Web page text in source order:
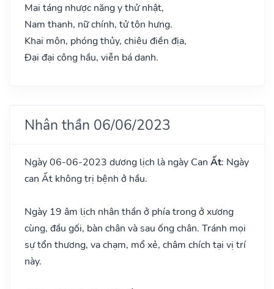
Mai táng nhược năng y thử nhật,
Nam thanh, nữ chính, tử tôn hưng.
Khai môn, phóng thủy, chiêu điền địa,
Đại đại công hầu, viễn bá danh.
Nhân thần 06/06/2023
Ngày 06-06-2023 dương lịch là ngày Can Ất: Ngày
can Ất không trị bệnh ở hầu.
Ngày 19 âm lịch nhân thần ở phía trong ở xương
cùng, đầu gối, bàn chân và sau ống chân. Tránh mọi
sự tổn thương, va chạm, mổ xẻ, châm chích tại vị trí
này.